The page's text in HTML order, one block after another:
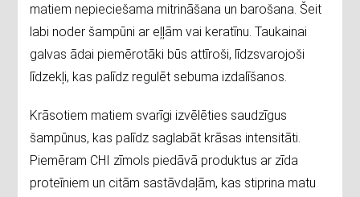
matiem nepieciešama mitrināšana un barošana. Šeit
labi noder šampūni ar eļļām vai keratīnu. Taukainai
galvas ādai piemērotāki būs attīroši, līdzsvarojoši
līdzekļi, kas palīdz regulēt sebuma izdalīšanos.
Krāsotiem matiem svarīgi izvēlēties saudzīgus
šampūnus, kas palīdz saglabāt krāsas intensitāti.
Piemēram CHI zīmols piedāvā produktus ar zīda
proteīniem un citām sastāvdaļām, kas stiprina matu